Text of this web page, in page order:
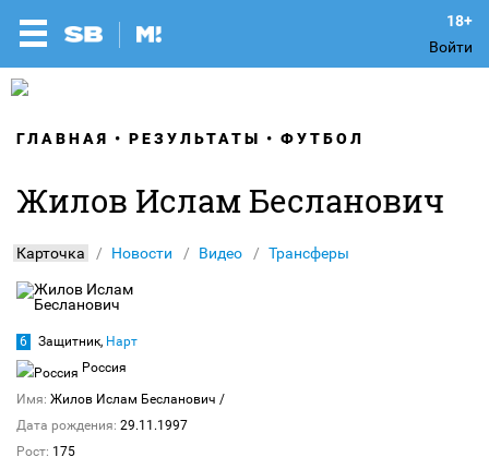
Войти
ГЛАВНАЯ РЕЗУЛЬТАТЫ ФУТБОЛ
Жилов Ислам Бесланович
Карточка Новости Видео Трансферы
6 Защитник, Нарт
Россия
Имя: Жилов Ислам Бесланович /
Дата рождения: 29.11.1997
Рост: 175